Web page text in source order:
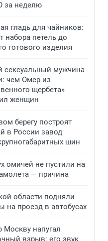
за неделю
гладь для чайников:
набора петель до
готового изделия
сексуальный мужчина
чем Омер из
щербета»
женщин
берегу построят
в России завод
шин
омичей не пустили на
— причина
области подняли
на проезд в автобусах
Москву напугал
взрыв: его звук